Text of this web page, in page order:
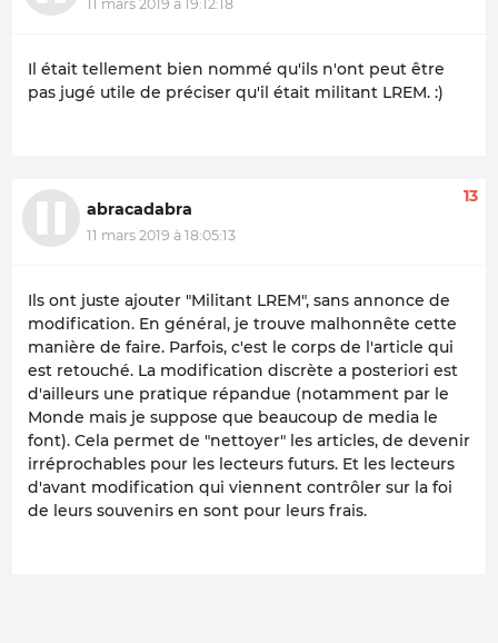
11 mars 2019 à 19:12:18
Il était tellement bien nommé qu'ils n'ont peut être
pas jugé utile de préciser qu'il était militant LREM. :)
abracadabra
11 mars 2019 à 18:05:13
13
Ils ont juste ajouter "Militant LREM", sans annonce de
modification. En général, je trouve malhonnête cette
manière de faire. Parfois, c'est le corps de l'article qui
est retouché. La modification discrète a posteriori est
d'ailleurs une pratique répandue (notamment par le
Monde mais je suppose que beaucoup de media le
font). Cela permet de "nettoyer" les articles, de devenir
irréprochables pour les lecteurs futurs. Et les lecteurs
d'avant modification qui viennent contrôler sur la foi
de leurs souvenirs en sont pour leurs frais.